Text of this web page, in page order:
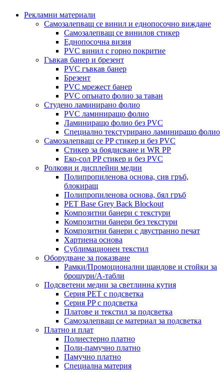
Рекламни материали
Самозалепващ се винил и еднопосочно виждане
Самозалепващ се винилов стикер
Еднопосочна визия
PVC винил с горно покритие
Гъвкав банер и брезент
PVC гъвкав банер
Брезент
PVC мрежест банер
PVC опънато фолио за таван
Студено ламинирано фолио
PVC ламиниращо фолио
Ламиниращо фолио без PVC
Специално текстурирано ламиниращо фолио
Самозалепващ се PP стикер и без PVC
Стикер за боядисване и WR PP
Еко-сол PP стикер и без PVC
Ролкови и дисплейни медии
Полипропиленова основа, сив гръб,
блокиращ
Полипропиленова основа, бял гръб
PET Base Grey Back Blockout
Композитни банери с текстури
Композитни банери без текстури
Композитни банери с двустранно печат
Хартиена основа
Сублимационен текстил
Оборудване за показване
Рамки/Промоционални щандове и стойки за
брошури/А-табли
Подсветени медии за светлинна кутия
Серия PET с подсветка
Серия PP с подсветка
Платове и текстил за подсветка
Самозалепващ се материал за подсветка
Платно и плат
Полиестерно платно
Поли-памучно платно
Памучно платно
Специална материя